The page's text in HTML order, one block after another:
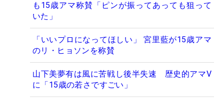
も15歳アマ称賛「ピンが振ってあっても狙って
いた」
「いいプロになってほしい」 宮里藍が15歳アマ
のリ・ヒョソンを称賛
山下美夢有は風に苦戦し後半失速 歴史的アマV
に「15歳の若さですごい」